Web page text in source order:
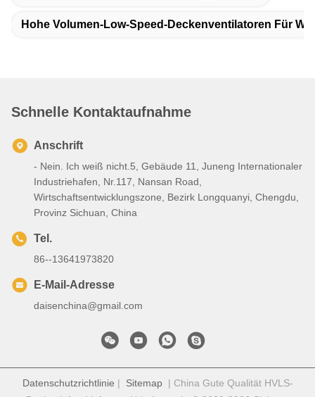
Hohe Volumen-Low-Speed-Deckenventilatoren Für
Schnelle Kontaktaufnahme
Anschrift
- Nein. Ich weiß nicht.5, Gebäude 11, Juneng Internationaler
Industriehafen, Nr.117, Nansan Road,
Wirtschaftsentwicklungszone, Bezirk Longquanyi, Chengdu,
Provinz Sichuan, China
Tel.
86--13641973820
E-Mail-Adresse
daisenchina@gmail.com
Datenschutzrichtlinie | Sitemap| China Gute Qualität HVLS-